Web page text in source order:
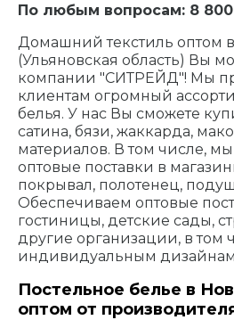
По любым вопросам: 8 800
Домашний текстиль оптом
(Ульяновская область) Вы
компании "СИТРЕЙД"! Мы
клиентам огромный
белья. У нас Вы сможете
сатина, бязи, жаккарда,
материалов. В том числе,
оптовые поставки в
покрывал, полотенец,
Обеспечиваем оптовые
гостиницы, детские сады,
другие организации, в том
индивидуальным дизайнам
Постельное белье в
оптом от